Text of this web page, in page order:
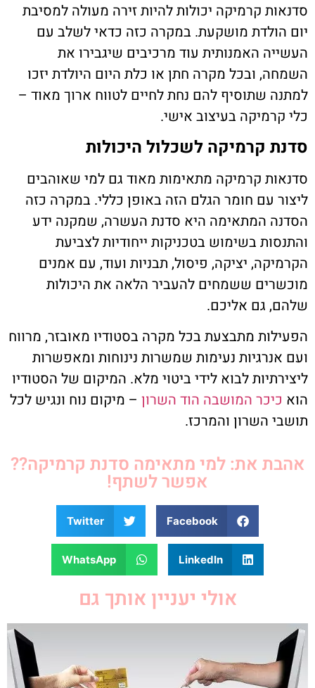
סדנאות קרמיקה יכולות להיות זירה מעולה למסיבת
יום הולדת מושקעת. במקרה כזה כדאי לשלב עם
העשייה האמנותית עוד מרכיבים שיגבירו את
השמחה, ובכל מקרה חתן או כלת היום היולדת יזכו
למתנה שתוסיף להם נחת לחיים לטווח ארוך מאוד –
כלי קרמיקה בעיצוב אישי.
סדנת קרמיקה לשכלול היכולות
סדנאות קרמיקה מתאימות מאוד גם למי שאוהבים
ליצור עם חומר הגלם הזה באופן כללי. במקרה כזה
הסדנה המתאימה היא סדנת העשרה, שמקנה ידע
והתנסות בשימוש בטכניקות ייחודיות לצביעת
הקרמיקה, יציקה, פיסול, תבניות ועוד, עם אמנים
מוכשרים ששמחים להעביר הלאה את היכולות
שלהם, גם אליכם.
הפעילות מתבצעת בכל מקרה בסטודיו מאובזר, מרווח
ועם אנרגיות נעימות שמשרות נינוחות ומאפשרות
ליצירתיות לבוא לידי ביטוי מלא. המיקום של הסטודיו
הוא כיכר המושבה הוד השרון – מיקום נוח ונגיש לכל
תושבי השרון והמרכז.
אהבת את: למי מתאימה סדנת קרמיקה??
אפשר לשתף!
Facebook
Twitter
LinkedIn
WhatsApp
אולי יעניין אותך גם